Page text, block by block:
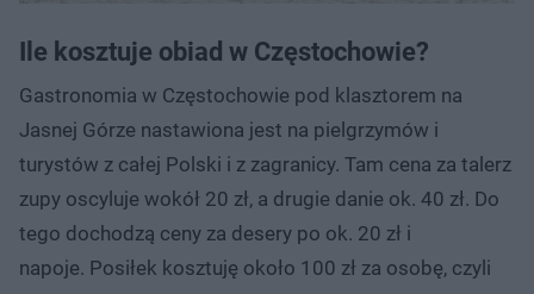
Ile kosztuje obiad w Częstochowie?
Gastronomia w Częstochowie pod klasztorem na
Jasnej Górze nastawiona jest na pielgrzymów i
turystów z całej Polski i z zagranicy. Tam cena za talerz
zupy oscyluje wokół 20 zł, a drugie danie ok. 40 zł. Do
tego dochodzą ceny za desery po ok. 20 zł i
napoje. Posiłek kosztuję około 100 zł za osobę, czyli